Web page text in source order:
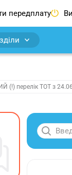
передплату
(!) перелік ТОТ з